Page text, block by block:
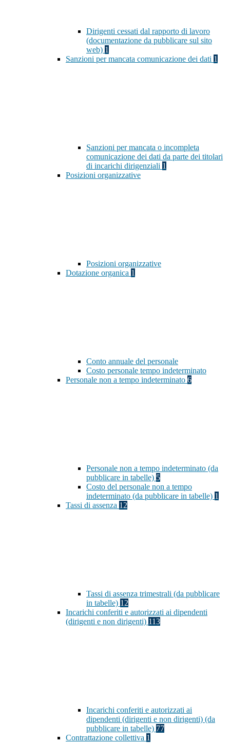
Dirigenti cessati dal rapporto di lavoro
(documentazione da pubblicare sul sito
web) 1
Sanzioni per mancata comunicazione dei dati 1
Sanzioni per mancata o incompleta
comunicazione dei dati da parte dei titolari
di incarichi dirigenziali 1
Posizioni organizzative
Posizioni organizzative
Dotazione organica 1
Conto annuale del personale
Costo personale tempo indeterminato
Personale non a tempo indeterminato 6
Personale non a tempo indeterminato (da
pubblicare in tabelle) 5
Costo del personale non a tempo
indeterminato (da pubblicare in tabelle) 1
Tassi di assenza 12
Tassi di assenza trimestrali (da pubblicare
in tabelle) 12
Incarichi conferiti e autorizzati ai dipendenti
(dirigenti e non dirigenti) 113
Incarichi conferiti e autorizzati ai
dipendenti (dirigenti e non dirigenti) (da
pubblicare in tabelle) 77
Contrattazione collettiva 1